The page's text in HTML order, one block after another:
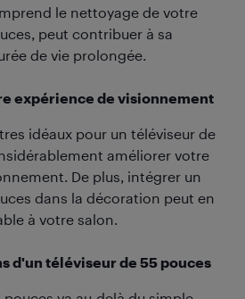
le nettoyage de votre
peut contribuer à sa
de vie prolongée.
expérience de visionnement
idéaux pour un téléviseur de
améliorer votre
De plus, intégrer un
dans la décoration peut en
à votre salon.
d'un téléviseur de 55 pouces